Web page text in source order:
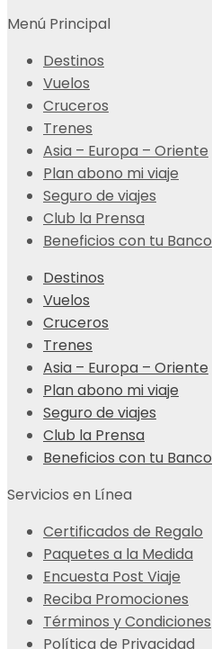
Menú Principal
Destinos
Vuelos
Cruceros
Trenes
Asia – Europa – Oriente
Plan abono mi viaje
Seguro de viajes
Club la Prensa
Beneficios con tu Banco
Destinos
Vuelos
Cruceros
Trenes
Asia – Europa – Oriente
Plan abono mi viaje
Seguro de viajes
Club la Prensa
Beneficios con tu Banco
Servicios en Línea
Certificados de Regalo
Paquetes a la Medida
Encuesta Post Viaje
Reciba Promociones
Términos y Condiciones
Política de Privacidad